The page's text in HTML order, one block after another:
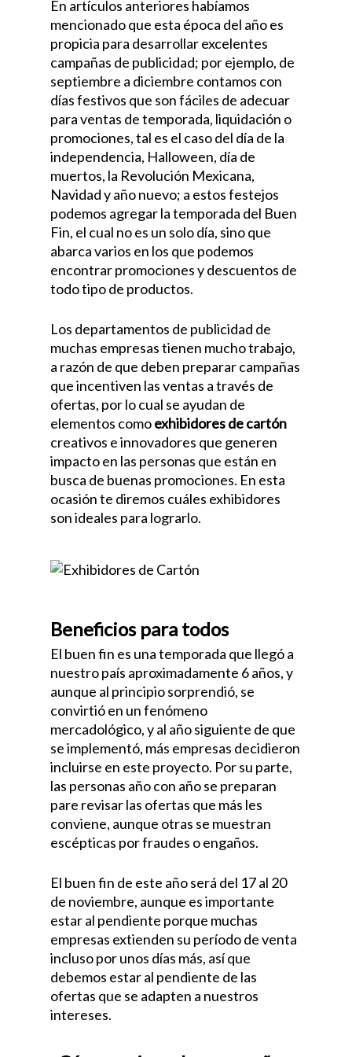
En artículos anteriores habíamos
mencionadoque esta época del año es
propicia para desarrollar excelentes
campañas de publicidad; por ejemplo, de
septiembre a diciembre contamos con
días festivos que son fáciles de adecuar
para ventas de temporada, liquidación o
promociones, tal es el caso del día de la
independencia, Halloween, día de
muertos, la Revolución Mexicana,
Navidad y año nuevo; a estos festejos
podemos agregar la temporada del Buen
Fin, el cual no es un solo día, sino que
abarca varios en los que podemos
encontrar promociones y descuentos de
todo tipo de productos.
Los departamentos de publicidad de
muchas empresas tienen mucho trabajo,
a razón de que deben preparar campañas
que incentiven las ventas a través de
ofertas, por lo cual se ayudan de
elementos comoexhibidores de cartón
creativos e innovadores que generen
impacto en las personas que están en
busca de buenas promociones. En esta
ocasión te diremos cuáles exhibidores
son ideales para lograrlo.
Beneficios para todos
El buen fin es una temporada que llegó a
nuestro país aproximadamente 6 años, y
aunque al principio sorprendió, se
convirtió en un fenómeno
mercadológico, y al año siguiente de que
se implementó, más empresas decidieron
incluirse en este proyecto. Por su parte,
las personas año con año se preparan
pare revisar las ofertas que más les
conviene, aunque otras se muestran
escépticas por fraudes o engaños.
El buen fin de este año será del 17 al 20
de noviembre, aunque es importante
estar al pendiente porque muchas
empresas extienden su período de venta
incluso por unos días más, así que
debemos estar al pendiente de las
ofertas que se adapten a nuestros
intereses.